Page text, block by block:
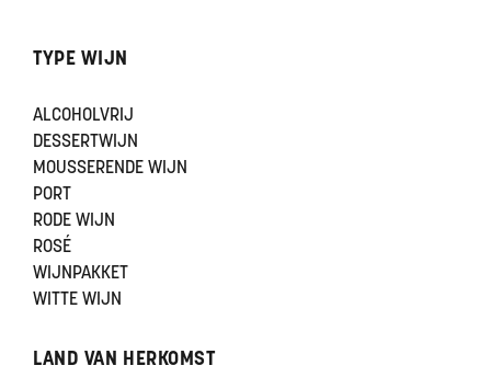
TYPE WIJN
ALCOHOLVRIJ
DESSERTWIJN
MOUSSERENDE WIJN
PORT
RODE WIJN
ROSÉ
WIJNPAKKET
WITTE WIJN
LAND VAN HERKOMST